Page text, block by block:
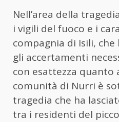
Nell’area della
i vigili del fuoco e i
compagnia di Isili,
gli accertamenti
con esattezza quanto
comunità di Nurri è
tragedia che ha
tra i residenti del